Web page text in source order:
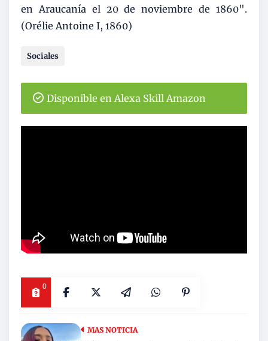
en Araucanía el 20 de noviembre de 1860".
(Orélie Antoine I, 1860)
Sociales
Disponible en Alexa Skill Amazon
0
MAS NOTICIA